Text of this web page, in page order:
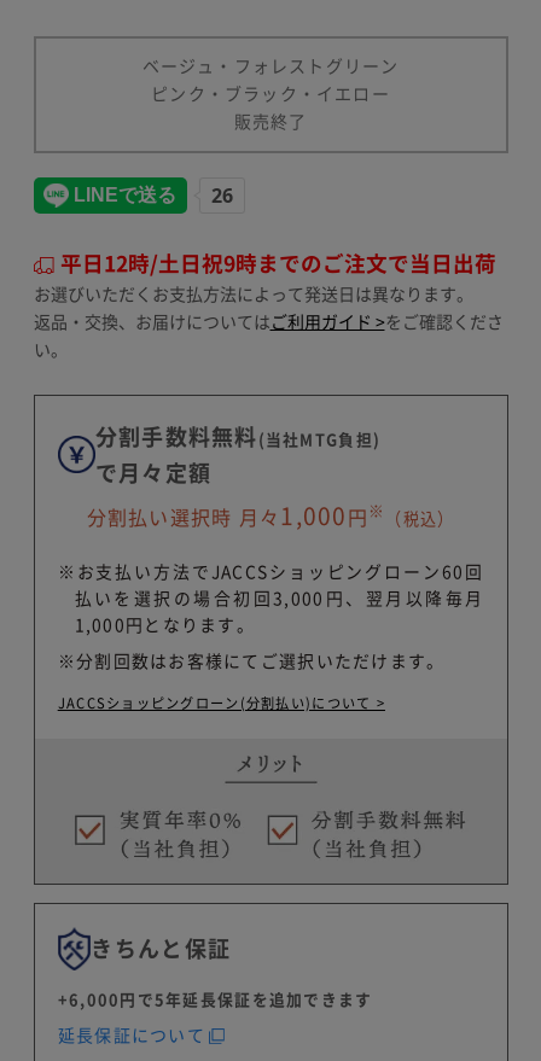
ベージュ・フォレストグリーン
ピンク・ブラック・イエロー
販売終了
平日12時/土日祝9時までのご注文で当日出荷
お選びいただくお支払方法によって発送日は異なります。
返品・交換、お届けについては ご利用ガイド >をご確認くださ
い。
分割手数料無料 (当社MTG負担)
で月々定額
分割払い選択時 月々 1,000 円 ※ （税込）
※お支払い方法でJACCSショッピングローン60回
払いを選択の場合初回3,000円、翌月以降毎月
1,000円となります。
※分割回数はお客様にてご選択いただけます。
JACCSショッピングローン(分割払い)について >
きちんと保証
+6,000円で5年延長保証を追加できます
延長保証について